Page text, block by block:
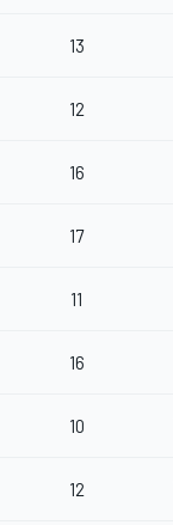
13
12
16
17
11
16
10
12